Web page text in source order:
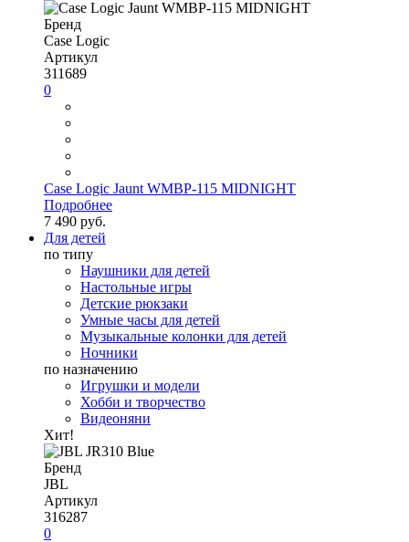
Бренд
Case Logic
Артикул
311689
0
Case Logic Jaunt WMBP-115 MIDNIGHT
Подробнее
7 490 руб.
Для детей
по типу
Наушники для детей
Настольные игры
Детские рюкзаки
Умные часы для детей
Музыкальные колонки для детей
Ночники
по назначению
Игрушки и модели
Хобби и творчество
Видеоняни
Хит!
Бренд
JBL
Артикул
316287
0